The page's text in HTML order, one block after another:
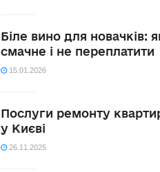
Біле вино для новачків:
смачне і не переплатити
15.01.2026
Послуги ремонту
у Києві
26.11.2025